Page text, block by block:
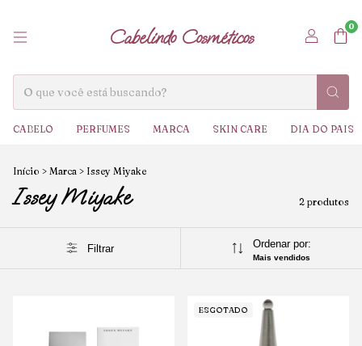
Cabelindo Cosméticos 0
CABELO PERFUMES MARCA SKIN CARE DIA DO PAIS
Início > Marca > Issey Miyake
Issey Miyake 2 produtos
Filtrar Ordenar por:
Mais vendidos
ESGOTADO